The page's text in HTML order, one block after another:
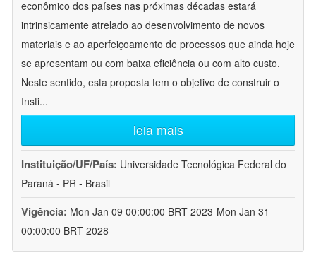
econômico dos países nas próximas décadas estará
intrinsicamente atrelado ao desenvolvimento de novos
materiais e ao aperfeiçoamento de processos que ainda hoje
se apresentam ou com baixa eficiência ou com alto custo.
Neste sentido, esta proposta tem o objetivo de construir o
Insti...
leia mais
Instituição/UF/País: Universidade Tecnológica Federal do
Paraná - PR - Brasil
Vigência: Mon Jan 09 00:00:00 BRT 2023-Mon Jan 31
00:00:00 BRT 2028